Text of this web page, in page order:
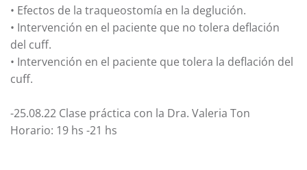
• Efectos de la traqueostomía en la deglución.
• Intervención en el paciente que no tolera deflación
del cuff.
• Intervención en el paciente que tolera la deflación del
cuff.
-25.08.22 Clase práctica con la Dra. Valeria Ton
Horario: 19 hs -21 hs